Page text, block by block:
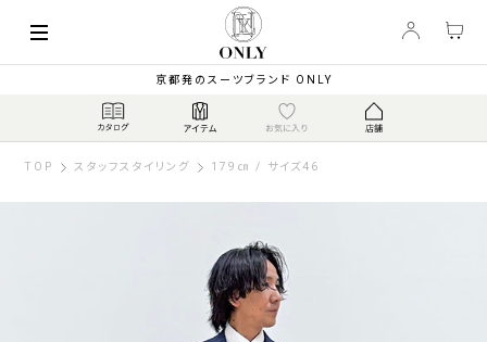
京都発のスーツブランド ONLY
TOP スタッフスタイリング 179㎝ / サイズ46